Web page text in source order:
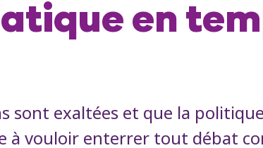
en
sont exaltées et que la
à vouloir enterrer tout débat